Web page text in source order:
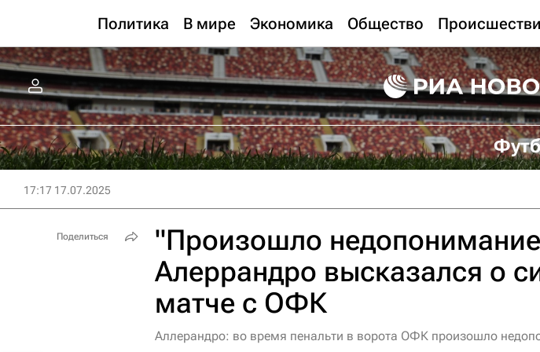
Политика В мире Экономика Общество
17:17 17.07.2025
"Произошло
Алеррандро высказался о
матче с ОФК
Аллерандро: во время пенальти в ворота ОФК произошло
Поделиться